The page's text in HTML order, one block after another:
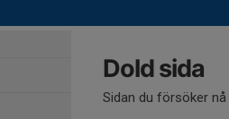
Dold sida
Sidan du försöker